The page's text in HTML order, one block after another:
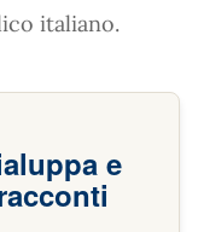
italiano.
e